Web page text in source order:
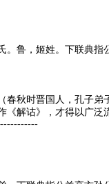
鲁，姬姓。下联典指
春秋时晋国人，孔子
解诂》，才得以广泛